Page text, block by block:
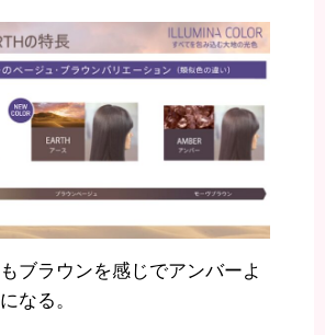
ブラウンを感じでアンバーよ
なる。